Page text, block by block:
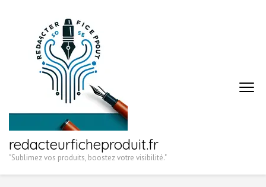
redacteurficheproduit.fr
"Sublimez vos produits, boostez votre visibilité."